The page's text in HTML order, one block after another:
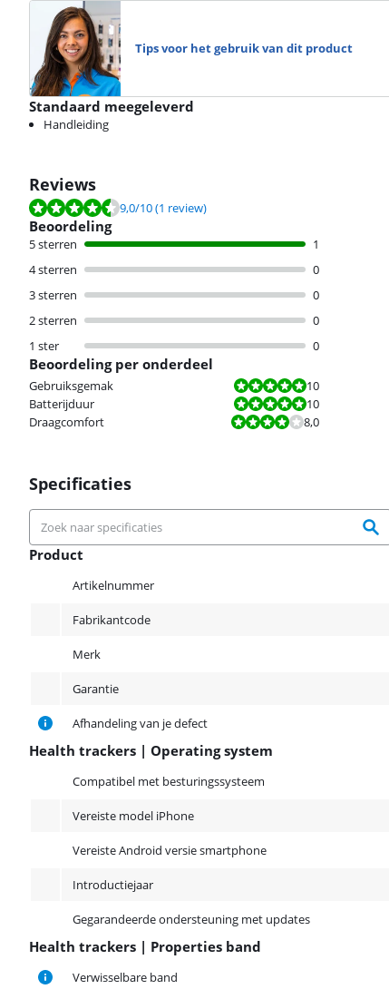
Tips voor het gebruik van dit product
Standaard meegeleverd
Handleiding
Reviews
Beoordeling is 9,0 van de 10, gebaseerd op 1 review.
9,0/10(1 review)
Beoordeling
5 sterren
1
4 sterren
0
3 sterren
0
2 sterren
0
1 ster
0
Beoordeling per onderdeel
Gebruiksgemak
Beoordeling is 10 van de 10.
10
Batterijduur
Beoordeling is 10 van de 10.
10
Draagcomfort
Beoordeling is 8,0 van de 10. 8,0
Specificaties
Product
Artikelnummer
Fabrikantcode
Merk
Garantie
Afhandeling van je defect
Health trackers | Operating system
Compatibel met besturingssysteem
Vereiste model iPhone
Vereiste Android versie smartphone
Introductiejaar
Gegarandeerde ondersteuning met updates
Health trackers | Properties band
Health trackers | Properties band
Verwisselbare band